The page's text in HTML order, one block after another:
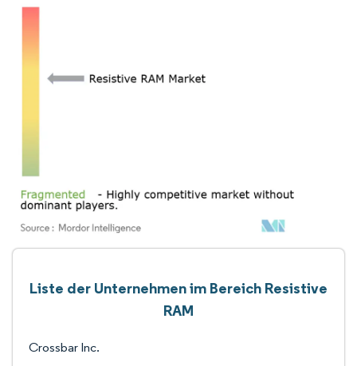
Liste der Unternehmen im Bereich Resistive
RAM
Crossbar Inc.